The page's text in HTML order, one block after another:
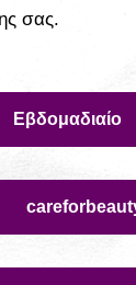
σας.
Εβδομαδιαίο